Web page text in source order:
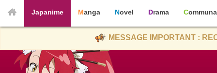
Japanime Manga Novel Drama
MESSAGE IMPORTANT :